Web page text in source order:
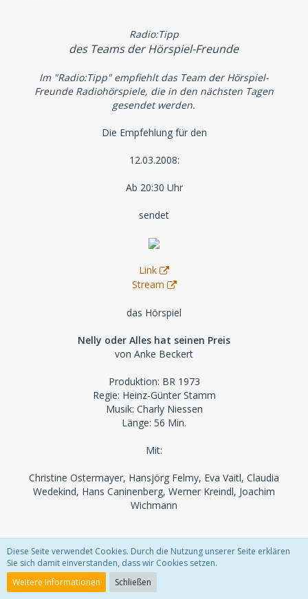
Radio:Tipp
des Teams der Hörspiel-Freunde
Im "Radio:Tipp" empfiehlt das Team der Hörspiel-
Freunde Radiohörspiele, die in den nächsten Tagen
gesendet werden.
Die Empfehlung für den
12.03.2008:
Ab 20:30 Uhr
sendet
Link
Stream
das Hörspiel
Nelly oder Alles hat seinen Preis
von Anke Beckert
Produktion: BR 1973
Regie: Heinz-Günter Stamm
Musik: Charly Niessen
Länge: 56 Min.
Mit:
Christine Ostermayer, Hansjörg Felmy, Eva Vaitl, Claudia
Wedekind, Hans Caninenberg, Werner Kreindl, Joachim
Wichmann
Nelly Painter, 40 Jahre alt und völlig unselbständig, wird von
ihrer dominanten und schwerreichen Mutter Norma
drangsaliert und herumkommandiert. Bis die kränkelnde
alte Frau überraschend dem Wunsch ihrer Tochter nachgibt
Diese Seite verwendet Cookies. Durch die Nutzung unserer Seite erklären
Sie sich damit einverstanden, dass wir Cookies setzen.
Weitere Informationen
Schließen